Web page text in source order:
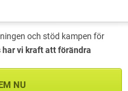
och stöd kampen för
vi kraft att förändra
NU